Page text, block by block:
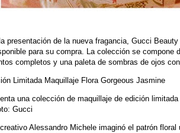
presentación de la nueva fragancia, Gucci
para su compra. La colección se
completos y una paleta de sombras de ojos
Limitada Maquillaje Flora Gorgeous Jasmine
una colección de maquillaje de edición
Gucci
Alessandro Michele imaginó el patrón